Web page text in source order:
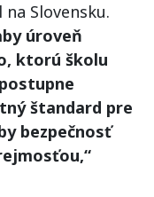
Slovensku.
úroveň
ktorú školu
štandard pre
bezpečnosť